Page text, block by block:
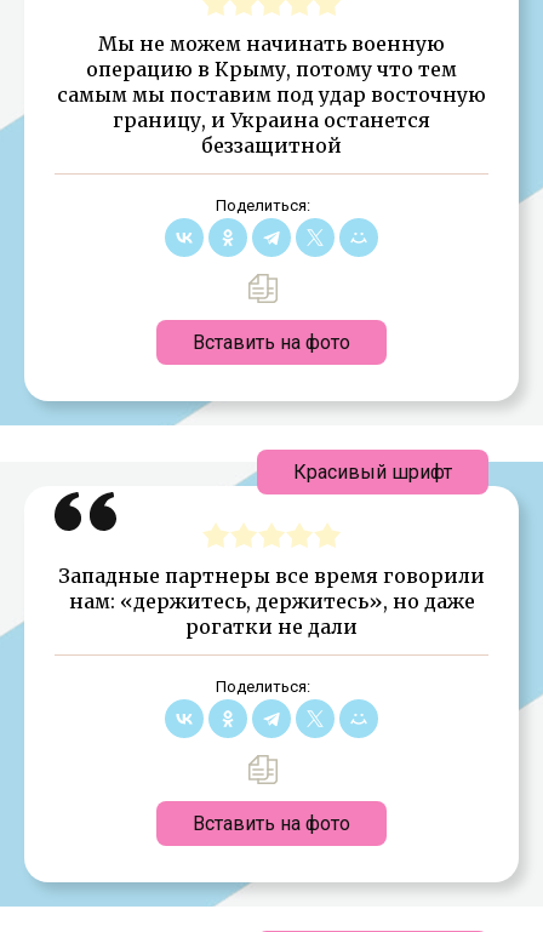
Мы не можем начинать военную
операцию в Крыму, потому что тем
самым мы поставим под удар восточную
границу, и Украина останется
беззащитной
Поделиться:
Вставить на фото
Западные партнеры все время говорили
нам: «держитесь, держитесь», но даже
рогатки не дали
Поделиться:
Вставить на фото
Красивый шрифт